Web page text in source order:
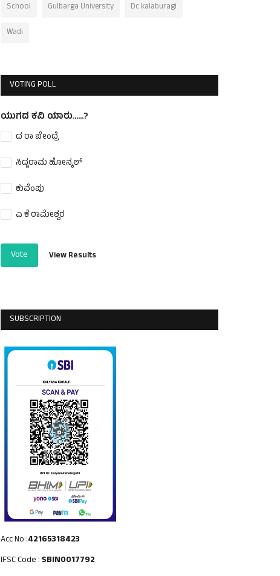
School
Gulbarga University
Dc kalaburagi
Wadi
VOTING POLL
ಯುಗದ ಕವಿ ಯಾರು......?
ದ ರಾ ಬೇಂದ್ರೆ
ಸಿದ್ದರಾಮ ಹೋನ್ಕಲ್
ಕುವೆಂಪು
ಎ ಕೆ ರಾಮೇಶ್ವರ
Vote View Results
SUBSCRIPTION
Acc No :42165318423
IFSC Code :SBIN0017792